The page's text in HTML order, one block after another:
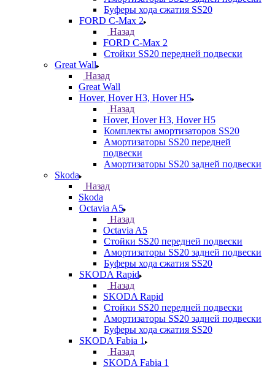
Буферы хода сжатия SS20
FORD C-Max 2
Назад
FORD C-Max 2
Стойки SS20 передней подвески
Great Wall
Назад
Great Wall
Hover, Hover H3, Hover H5
Назад
Hover, Hover H3, Hover H5
Комплекты амортизаторов SS20
Амортизаторы SS20 передней
подвески
Амортизаторы SS20 задней подвески
Skoda
Назад
Skoda
Octavia A5
Назад
Octavia A5
Стойки SS20 передней подвески
Амортизаторы SS20 задней подвески
Буферы хода сжатия SS20
SKODA Rapid
Назад
SKODA Rapid
Стойки SS20 передней подвески
Амортизаторы SS20 задней подвески
Буферы хода сжатия SS20
SKODA Fabia 1
Назад
SKODA Fabia 1